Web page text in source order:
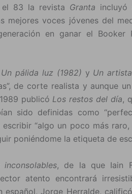
83 la revista Granta incluyó
mejores voces jóvenes del
en ganar el
Un pálida luz (1982) y Un
de corte realista y aunque
publicó Los restos del día,
sido definidas como
escribir “algo un poco más
poniéndome la etiqueta de
inconsolables, de la que Iain
atento encontrará
español, Jorge Herralde,